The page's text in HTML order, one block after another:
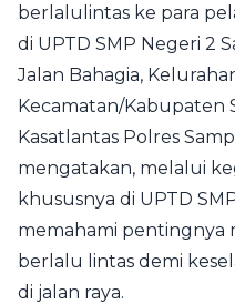
berlalulintas ke para
di UPTD SMP Negeri 2
Jalan Bahagia,
Kecamatan/Kabupaten
Kasatlantas Polres
mengatakan, melalui
khususnya di UPTD
memahami
berlalu lintas demi
di jalan raya.